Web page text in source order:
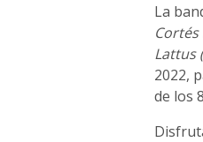
La
Lattus
2022,
de los